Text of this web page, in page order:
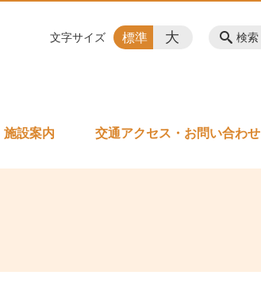
施設案内 交通アクセス・お問い合わせ
検索
文字サイズ 標準 大